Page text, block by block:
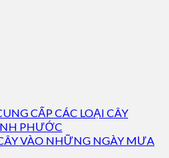
CẤP CÁC LOẠI CÂY
PHƯỚC
VÀO NHỮNG NGÀY MƯA